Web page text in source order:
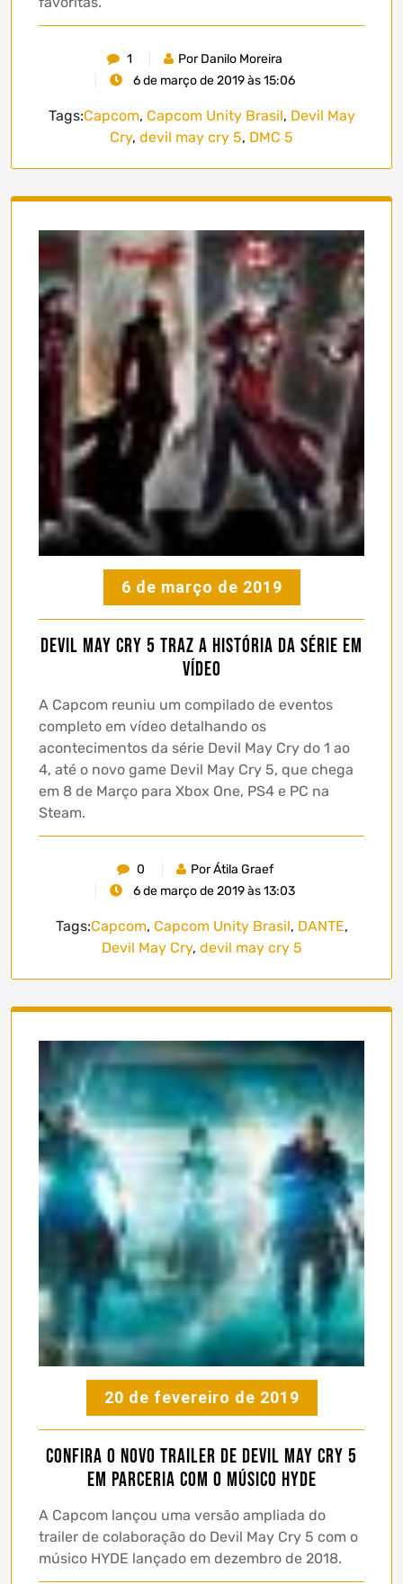
1
Por Danilo Moreira
6 de março de 2019 às 15:06
Tags:Capcom, Capcom Unity Brasil, Devil May
Cry, devil may cry 5, DMC 5
6 de março de 2019
Devil May Cry 5 traz a história da série em
vídeo
A Capcom reuniu um compilado de eventos
completo em vídeo detalhando os
acontecimentos da série Devil May Cry do 1 ao
4, até o novo game Devil May Cry 5, que chega
em 8 de Março para Xbox One, PS4 e PC na
Steam.
0
Por Átila Graef
6 de março de 2019 às 13:03
Tags:Capcom, Capcom Unity Brasil, DANTE,
Devil May Cry, devil may cry 5
20 de fevereiro de 2019
Confira o novo trailer de Devil May Cry 5
em parceria com o músico HYDE
A Capcom lançou uma versão ampliada do
trailer de colaboração do Devil May Cry 5 com o
músico HYDE lançado em dezembro de 2018.